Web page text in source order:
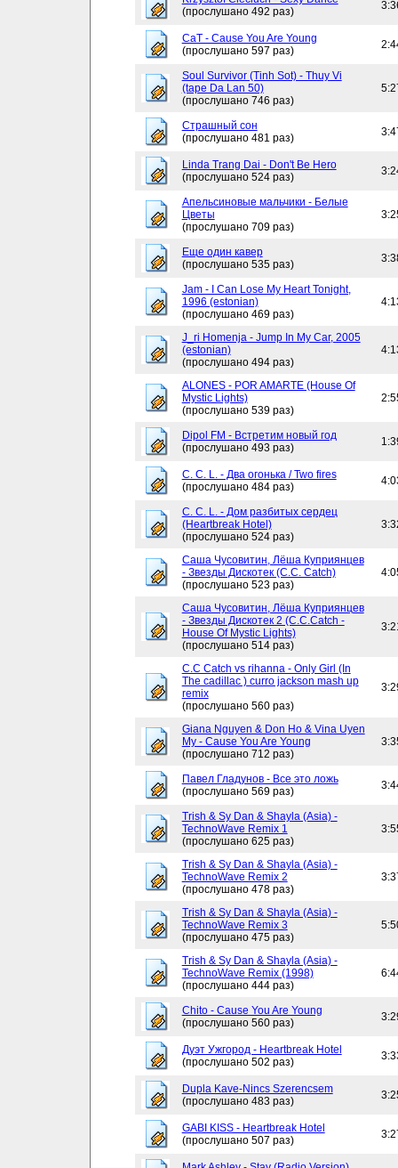
(прослушано 492 раз)
CaT - Cause You Are Young
(прослушано 597 раз)
Soul Survivor (Tinh Sot) - Thuy Vi
(tape Da Lan 50)
(прослушано 746 раз)
Страшный сон
(прослушано 481 раз)
Linda Trang Dai - Don't Be Hero
(прослушано 524 раз)
Апельсиновые мальчики - Белые
Цветы
(прослушано 709 раз)
Еще один кавер
(прослушано 535 раз)
Jam - I Can Lose My Heart Tonight,
1996 (estonian)
(прослушано 469 раз)
J_ri Homenja - Jump In My Car, 2005
(estonian)
(прослушано 494 раз)
ALONES - POR AMARTE (House Of
Mystic Lights)
(прослушано 539 раз)
Dipol FM - Встретим новый год
(прослушано 493 раз)
C. C. L. - Два огонька / Two fires
(прослушано 484 раз)
C. C. L. - Дом разбитых сердец
(Heartbreak Hotel)
(прослушано 524 раз)
Саша Чусовитин, Лёша Куприянцев
- Звезды Дискотек (C.C. Catch)
(прослушано 523 раз)
Саша Чусовитин, Лёша Куприянцев
- Звезды Дискотек 2 (C.C.Catch -
House Of Mystic Lights)
(прослушано 514 раз)
C.C Catch vs rihanna - Only Girl (In
The cadillac ) curro jackson mash up
remix
(прослушано 560 раз)
Giana Nguyen & Don Ho & Vina Uyen
My - Cause You Are Young
(прослушано 712 раз)
Павел Гладунов - Все это ложь
(прослушано 569 раз)
Trish & Sy Dan & Shayla (Asia) -
TechnoWave Remix 1
(прослушано 625 раз)
Trish & Sy Dan & Shayla (Asia) -
TechnoWave Remix 2
(прослушано 478 раз)
Trish & Sy Dan & Shayla (Asia) -
TechnoWave Remix 3
(прослушано 475 раз)
Trish & Sy Dan & Shayla (Asia) -
TechnoWave Remix (1998)
(прослушано 444 раз)
Chito - Cause You Are Young
(прослушано 560 раз)
Дуэт Ужгород - Heartbreak Hotel
(прослушано 502 раз)
Dupla Kave-Nincs Szerencsem
(прослушано 483 раз)
GABI KISS - Heartbreak Hotel
(прослушано 507 раз)